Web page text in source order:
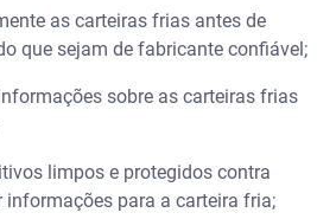
as carteiras frias antes de
que sejam de fabricante confiável;
sobre as carteiras frias
limpos e protegidos contra
para a carteira fria;